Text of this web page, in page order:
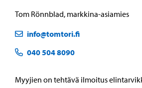
Tom Rönnblad, markkina-asiamies
info@tomtori.fi
040 504 8090
Myyjien on tehtävä ilmoitus